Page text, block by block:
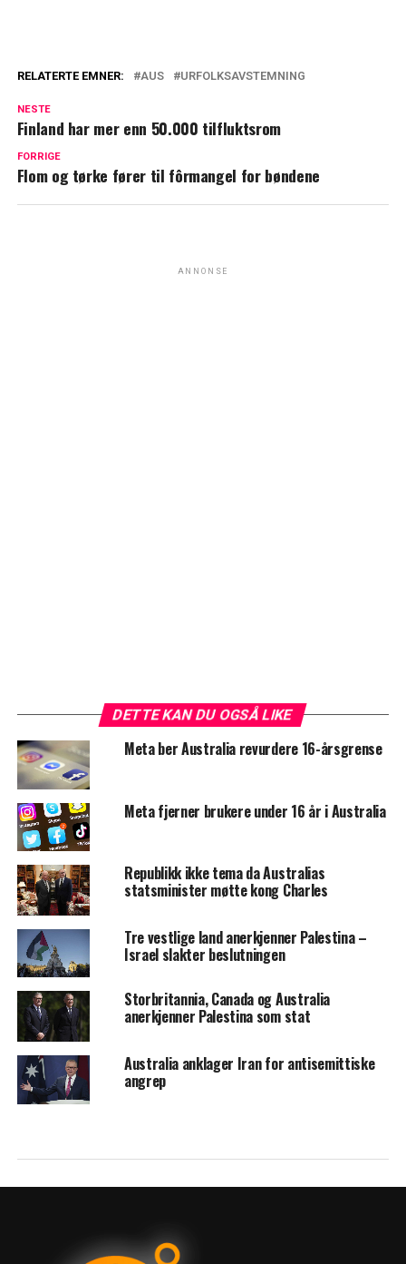
RELATERTE EMNER: AUS URFOLKSAVSTEMNING
NESTE
Finland har mer enn 50.000 tilfluktsrom
FORRIGE
Flom og tørke fører til fôrmangel for bøndene
ANNONSE
DETTE KAN DU OGSÅ LIKE
Meta ber Australia revurdere 16-årsgrense
Meta fjerner brukere under 16 år i Australia
Republikk ikke tema da Australias
statsminister møtte kong Charles
Tre vestlige land anerkjenner Palestina –
Israel slakter beslutningen
Storbritannia, Canada og Australia
anerkjenner Palestina som stat
Australia anklager Iran for antisemittiske
angrep